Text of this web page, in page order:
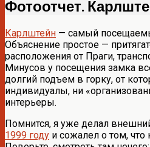
Фотоотчет.
Карлштейн — самый
Объяснение простое —
расположения от Праги,
Минусов у посещения замка
долгий подъем в горку, от
индивидуалы, ни
интерьеры.
Помнится, я уже делал
1999 году и сожалел о том, что